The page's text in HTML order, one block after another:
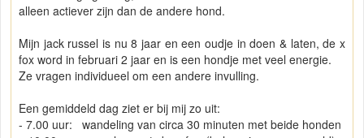
alleen actiever zijn dan de andere hond.
Mijn jack russel is nu 8 jaar en een oudje in doen & laten, de x
fox word in februari 2 jaar en is een hondje met veel energie.
Ze vragen individueel om een andere invulling.
Een gemiddeld dag ziet er bij mij zo uit:
- 7.00 uur: wandeling van circa 30 minuten met beide honden